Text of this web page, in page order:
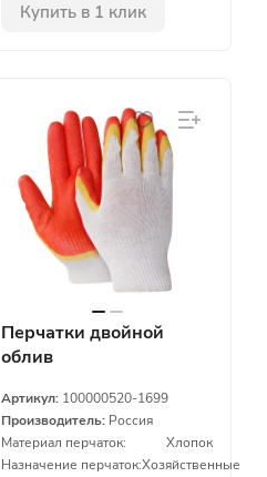
Купить в 1 клик
Перчатки двойной
облив
Артикул: 100000520-1699
Производитель: Россия
Материал перчаток:
Хлопок
Назначение перчаток:Хозяйственные